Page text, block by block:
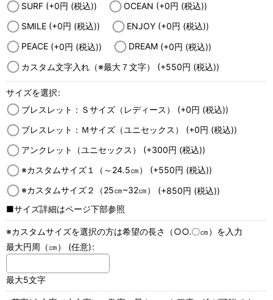
SURF (+0円 (税込)) OCEAN (+0円 (税込))
SMILE (+0円 (税込)) ENJOY (+0円 (税込))
PEACE (+0円 (税込)) DREAM (+0円 (税込))
カスタム文字入れ（※最大７文字） (+550円 (税込))
サイズを選択:
ブレスレット：Ｓサイズ（レディース） (+0円 (税込))
ブレスレット：Ｍサイズ（ユニセックス） (+0円 (税込))
アンクレット（ユニセックス） (+300円 (税込))
※カスタムサイズ１（～24.5㎝） (+550円 (税込))
※カスタムサイズ２（25㎝~32㎝） (+850円 (税込))
■サイズ詳細はページ下部参照
※カスタムサイズを選択の方は希望の長さ（○○.〇㎝）を入力
最大円周（㎝） (任意):
最大5文字